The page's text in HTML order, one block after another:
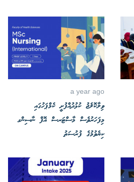
a year ago
ވިލާކޮލެޖު ކުޅުދުއްފުށީ ކެމްޕަހުގައި
މިފަހަރުވެސް މާސްޓަރސް އޮފް ނާސިންގ
ކިޔެވުމުގެ ފުރުސަތު